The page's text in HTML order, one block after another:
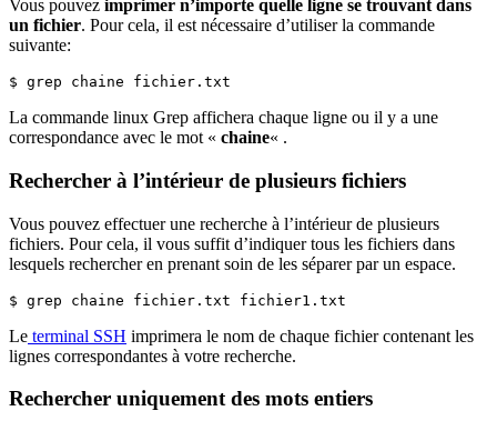
Vous pouvez imprimer n’importe quelle ligne se trouvant dans
un fichier. Pour cela, il est nécessaire d’utiliser la commande
suivante:
$ grep chaine fichier.txt
La commande linux Grep affichera chaque ligne ou il y a une
correspondance avec le mot « chaine« .
Rechercher à l’intérieur de plusieurs fichiers
Vous pouvez effectuer une recherche à l’intérieur de plusieurs
fichiers. Pour cela, il vous suffit d’indiquer tous les fichiers dans
lesquels rechercher en prenant soin de les séparer par un espace.
$ grep chaine fichier.txt fichier1.txt
Le terminal SSH imprimera le nom de chaque fichier contenant les
lignes correspondantes à votre recherche.
Rechercher uniquement des mots entiers